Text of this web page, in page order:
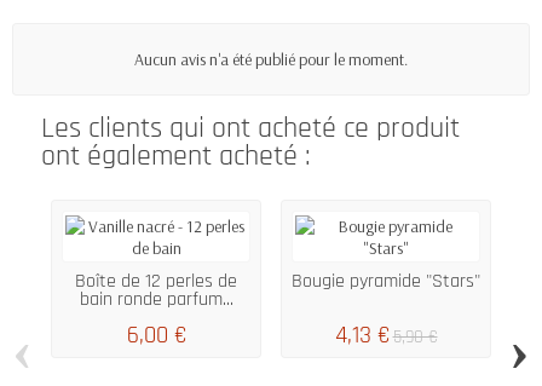
Aucun avis n'a été publié pour le moment.
Les clients qui ont acheté ce produit
ont également acheté :
Boîte de 12 perles de
bain ronde parfum...
6,00 €
Bougie pyramide "Stars"
4,13 €5,90 €
‹ ›